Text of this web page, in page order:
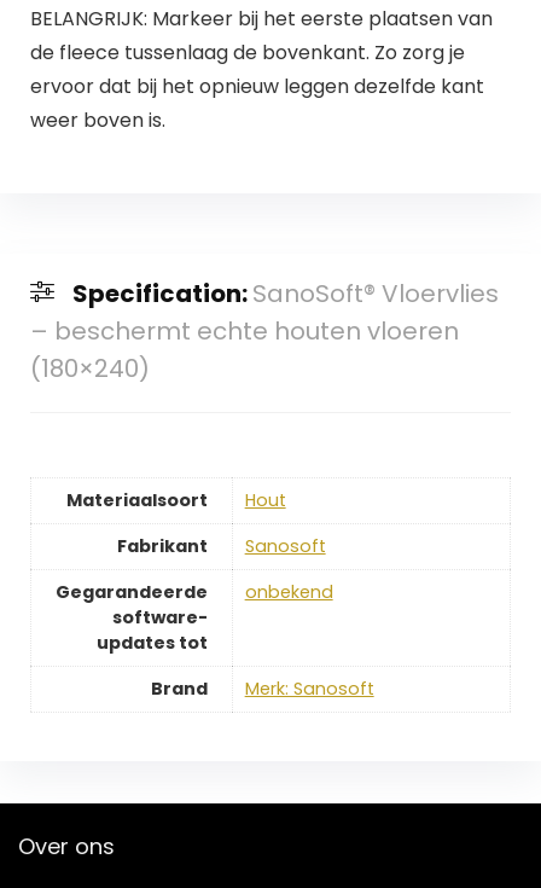
BELANGRIJK: Markeer bij het eerste plaatsen van
de fleece tussenlaag de bovenkant. Zo zorg je
ervoor dat bij het opnieuw leggen dezelfde kant
weer boven is.
Specification:SanoSoft® Vloervlies
– beschermt echte houten vloeren
(180×240)
Materiaalsoort
‎Hout
Fabrikant
‎Sanosoft
Gegarandeerde
software-
updates tot
‎onbekend
Brand Merk: Sanosoft
Over ons